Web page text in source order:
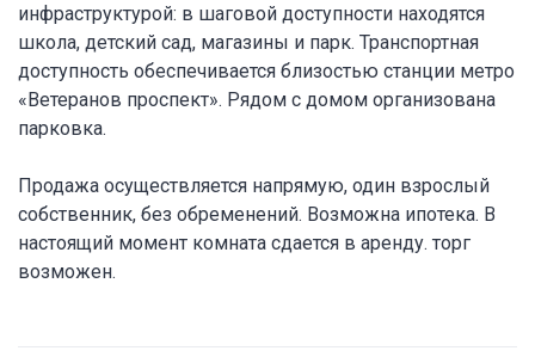
инфраструктурой: в шаговой доступности находятся
школа, детский сад, магазины и парк. Транспортная
доступность обеспечивается близостью станции метро
«Ветеранов проспект». Рядом с домом организована
парковка.
Продажа осуществляется напрямую, один взрослый
собственник, без обременений. Возможна ипотека. В
настоящий момент комната сдается в аренду. торг
возможен.